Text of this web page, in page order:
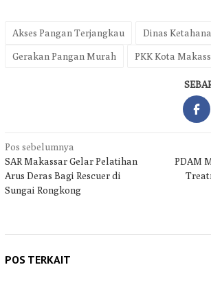
Akses Pangan Terjangkau Dinas
Gerakan Pangan Murah PKK Kota
Navigasi
pos
Pos sebelumnya
SAR Makassar Gelar Pelatihan
Arus Deras Bagi Rescuer di
Sungai Rongkong
PDAM
POS TERKAIT